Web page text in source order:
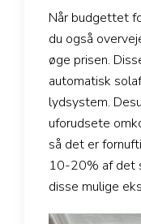
Når budgettet
du også
øge prisen.
automatisk
lydsystem.
uforudsete
så det er
10-20% af det
disse mulige